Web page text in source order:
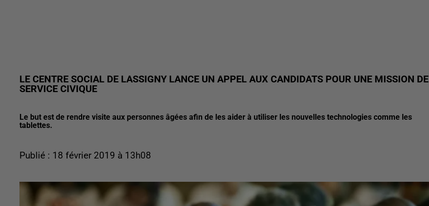
LE CENTRE SOCIAL DE LASSIGNY LANCE UN APPEL AUX CANDIDATS POUR UNE MISSION DE
SERVICE CIVIQUE
Le but est de rendre visite aux personnes âgées afin de les aider à utiliser les nouvelles technologies comme les
tablettes.
Publié : 18 février 2019 à 13h08